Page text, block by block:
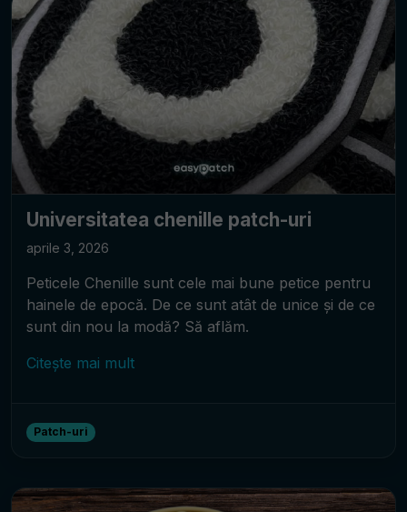
Universitatea chenille patch-uri
aprile 3, 2026
Peticele Chenille sunt cele mai bune petice pentru
hainele de epocă. De ce sunt atât de unice și de ce
sunt din nou la modă? Să aflăm.
Citește mai mult
Patch-uri